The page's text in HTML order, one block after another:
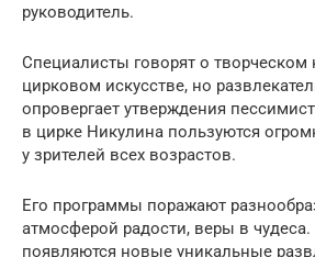
руководитель.
Специалисты говорят о творческом
цирковом искусстве, но
опровергает утверждения
в цирке Никулина пользуются
у зрителей всех возрастов.
Его программы поражают
атмосферой радости, веры в
появляются новые уникальные